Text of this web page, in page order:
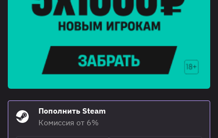
Пополнить Steam
Комиссия от 6%